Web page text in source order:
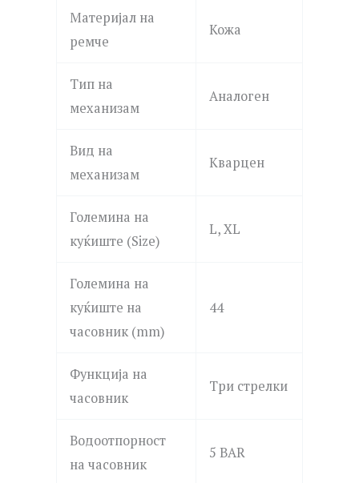
Материјал на
ремче
Кожа
Тип на
механизам
Аналоген
Вид на
механизам
Кварцен
Големина на
куќиште (Size)
L, XL
Големина на
куќиште на
часовник (mm)
44
Функција на
часовник
Три стрелки
Водоотпорност
на часовник
5 BAR